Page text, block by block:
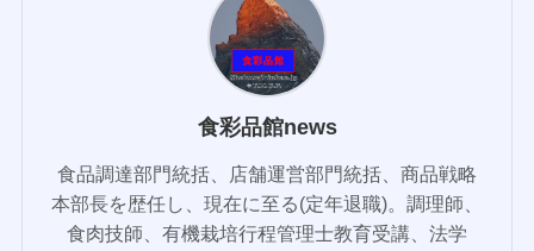
食彩品館news
食品調達部門統括、店舗運営部門統括、商品戦略
本部長を歴任し、現在に至る(定年退職)。調理師、
食肉技師、有機栽培行程管理士教育受講、法学